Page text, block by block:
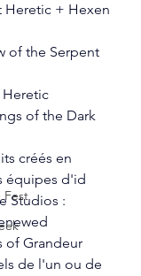
Fest
Heretic + Hexen
of the Serpent
Heretic
of the Dark
créés en
équipes d'id
Studios :
of Grandeur
de l'un ou de